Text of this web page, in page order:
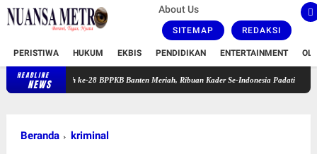
About Us
SITEMAP REDAKSI
PERISTIWA HUKUM EKBIS PENDIDIKAN ENTERTAINMENT
HEADLINE
NEWS
Harlah ke-28 BPPKB Banten Meriah, Ribuan Kader Se-Indonesia Padati GOR Pakansari
Beranda kriminal